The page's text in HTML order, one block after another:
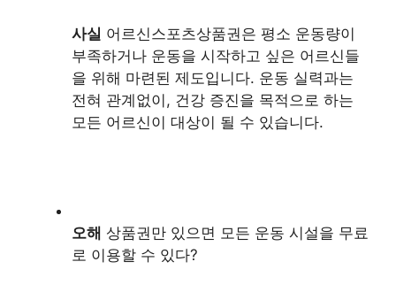
사실 어르신스포츠상품권은 평소 운동량이
부족하거나 운동을 시작하고 싶은 어르신들
을 위해 마련된 제도입니다. 운동 실력과는
전혀 관계없이, 건강 증진을 목적으로 하는
모든 어르신이 대상이 될 수 있습니다.
오해 상품권만 있으면 모든 운동 시설을 무료
로 이용할 수 있다?